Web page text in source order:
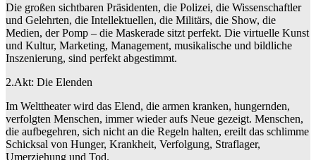
Die großen sichtbaren Präsidenten, die Polizei, die Wissenschaftler
und Gelehrten, die Intellektuellen, die Militärs, die Show, die
Medien, der Pomp – die Maskerade sitzt perfekt. Die virtuelle Kunst
und Kultur, Marketing, Management, musikalische und bildliche
Inszenierung, sind perfekt abgestimmt.
2.Akt: Die Elenden
Im Welttheater wird das Elend, die armen kranken, hungernden,
verfolgten Menschen, immer wieder aufs Neue gezeigt. Menschen,
die aufbegehren, sich nicht an die Regeln halten, ereilt das schlimme
Schicksal von Hunger, Krankheit, Verfolgung, Straflager,
Umerziehung und Tod.